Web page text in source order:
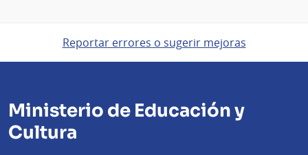
Reportar errores o sugerir mejoras
Ministerio de Educación y
Cultura